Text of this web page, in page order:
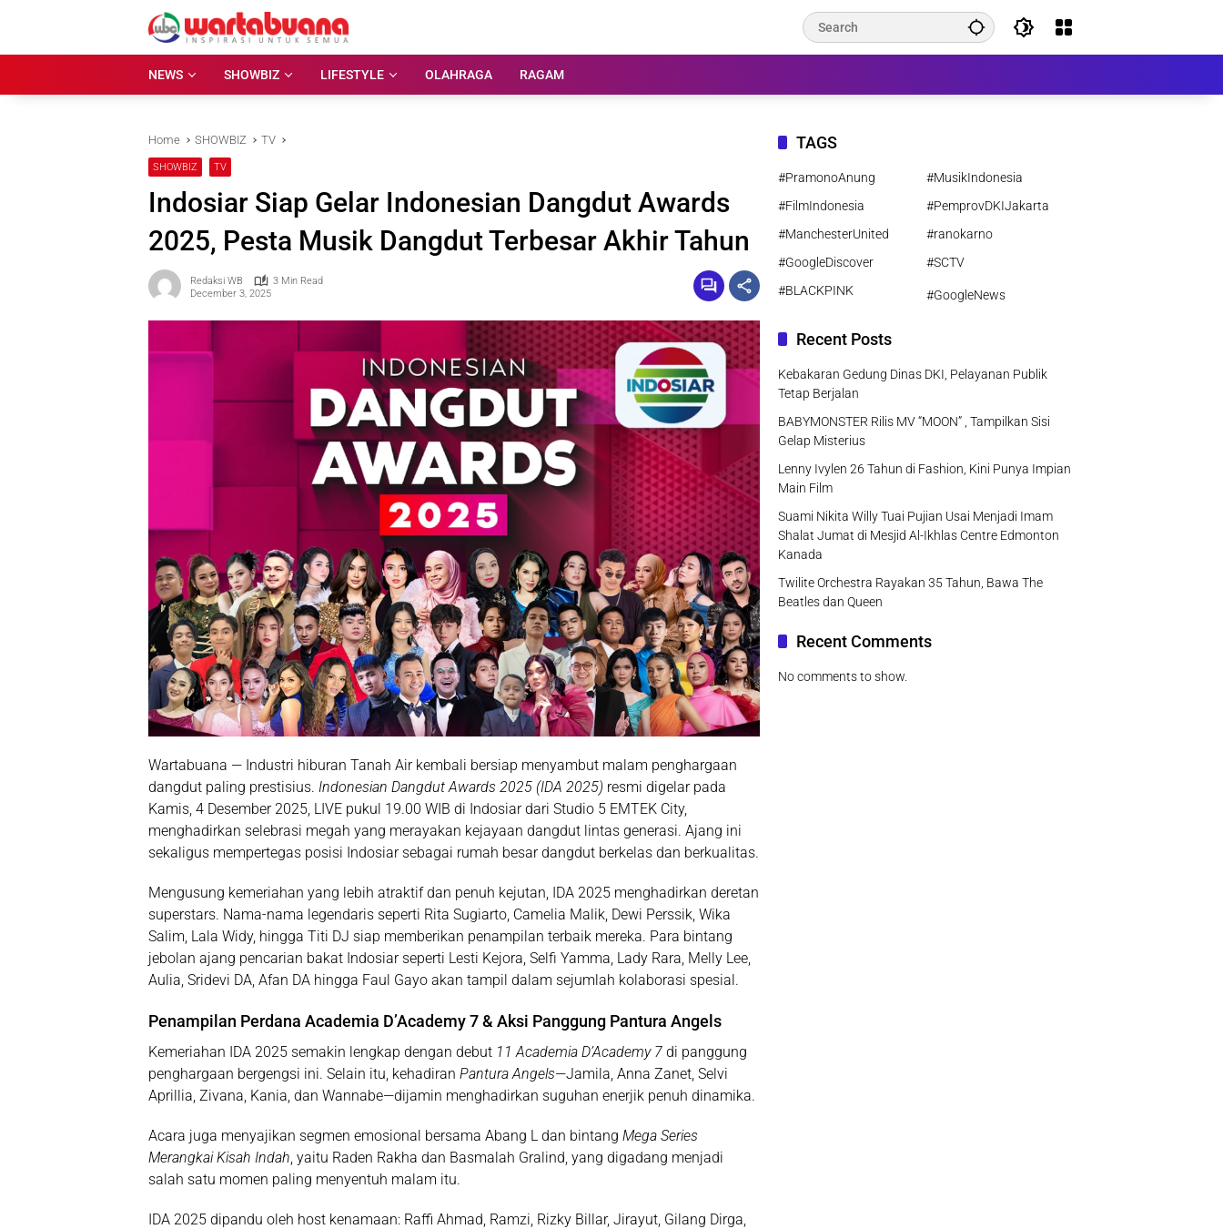
NEWS
SHOWBIZ LIFESTYLE OLAHRAGA RAGAM
Home SHOWBIZ TV
SHOWBIZ TV
Indosiar Siap Gelar Indonesian Dangdut Awards
2025, Pesta Musik Dangdut Terbesar Akhir Tahun
Redaksi WB
3 Min Read
December 3, 2025
Wartabuana — Industri hiburan Tanah Air kembali bersiap menyambut malam penghargaan
dangdut paling prestisius. Indonesian Dangdut Awards 2025 (IDA 2025) resmi digelar pada
Kamis, 4 Desember 2025, LIVE pukul 19.00 WIB di Indosiar dari Studio 5 EMTEK City,
menghadirkan selebrasi megah yang merayakan kejayaan dangdut lintas generasi. Ajang ini
sekaligus mempertegas posisi Indosiar sebagai rumah besar dangdut berkelas dan berkualitas.
Mengusung kemeriahan yang lebih atraktif dan penuh kejutan, IDA 2025 menghadirkan deretan
superstars. Nama-nama legendaris seperti Rita Sugiarto, Camelia Malik, Dewi Perssik, Wika
Salim, Lala Widy, hingga Titi DJ siap memberikan penampilan terbaik mereka. Para bintang
jebolan ajang pencarian bakat Indosiar seperti Lesti Kejora, Selfi Yamma, Lady Rara, Melly Lee,
Aulia, Sridevi DA, Afan DA hingga Faul Gayo akan tampil dalam sejumlah kolaborasi spesial.
Penampilan Perdana Academia D’Academy 7 & Aksi Panggung Pantura Angels
Kemeriahan IDA 2025 semakin lengkap dengan debut 11 Academia D’Academy 7 di panggung
penghargaan bergengsi ini. Selain itu, kehadiran Pantura Angels—Jamila, Anna Zanet, Selvi
Aprillia, Zivana, Kania, dan Wannabe—dijamin menghadirkan suguhan enerjik penuh dinamika.
Acara juga menyajikan segmen emosional bersama Abang L dan bintang Mega Series
Merangkai Kisah Indah , yaitu Raden Rakha dan Basmalah Gralind, yang digadang menjadi
salah satu momen paling menyentuh malam itu.
IDA 2025 dipandu oleh host kenamaan: Raffi Ahmad, Ramzi, Rizky Billar, Jirayut, Gilang Dirga,
TAGS
#PramonoAnung
#MusikIndonesia
#FilmIndonesia
#PemprovDKIJakarta
#ManchesterUnited
#ranokarno
#GoogleDiscover
#SCTV
#BLACKPINK
#GoogleNews
Recent Posts
Kebakaran Gedung Dinas DKI, Pelayanan Publik
Tetap Berjalan
BABYMONSTER Rilis MV “MOON” , Tampilkan Sisi
Gelap Misterius
Lenny Ivylen 26 Tahun di Fashion, Kini Punya Impian
Main Film
Suami Nikita Willy Tuai Pujian Usai Menjadi Imam
Shalat Jumat di Mesjid Al-Ikhlas Centre Edmonton
Kanada
Twilite Orchestra Rayakan 35 Tahun, Bawa The
Beatles dan Queen
Recent Comments
No comments to show.